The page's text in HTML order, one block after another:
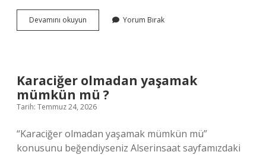
Devamını okuyun
sahtesi
Yorum Bırak
Karaciğer olmadan yaşamak
mümkün mü ?
Tarih: Temmuz 24, 2026
“Karaciğer olmadan yaşamak mümkün mü”
konusunu beğendiyseniz Alserinsaat sayfamızdaki